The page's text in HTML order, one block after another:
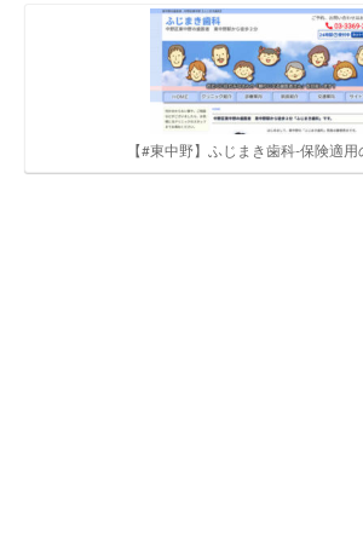
【#東中野】ふじまき歯科-保険適